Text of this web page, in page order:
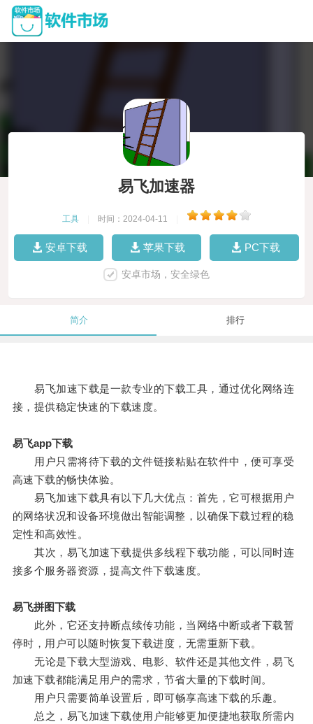
易飞加速器
工具 时间：2024-04-11
安卓下载 苹果下载 PC下载
安卓市场，安全绿色
简介 排行
易飞加速下载是一款专业的下载工具，通过优化网络连
接，提供稳定快速的下载速度。
易飞app下载
用户只需将待下载的文件链接粘贴在软件中，便可享受
高速下载的畅快体验。
易飞加速下载具有以下几大优点：首先，它可根据用户
的网络状况和设备环境做出智能调整，以确保下载过程的稳
定性和高效性。
其次，易飞加速下载提供多线程下载功能，可以同时连
接多个服务器资源，提高文件下载速度。
易飞拼图下载
此外，它还支持断点续传功能，当网络中断或者下载暂
停时，用户可以随时恢复下载进度，无需重新下载。
无论是下载大型游戏、电影、软件还是其他文件，易飞
加速下载都能满足用户的需求，节省大量的下载时间。
用户只需要简单设置后，即可畅享高速下载的乐趣。
总之，易飞加速下载使用户能够更加便捷地获取所需内